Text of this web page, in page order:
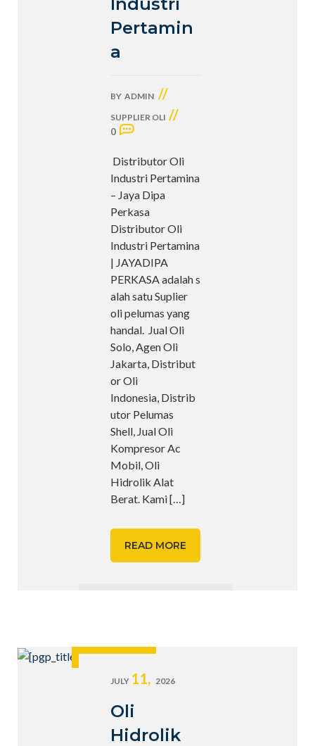
Pertamin
a
BY ADMIN //
SUPPLIER OLI //
0
Distributor Oli
Industri Pertamina
– Jaya Dipa
Perkasa
Distributor Oli
Industri Pertamina
| JAYADIPA
PERKASA adalah s
alah satu Suplier
oli pelumas yang
handal. Jual Oli
Solo, Agen Oli
Jakarta, Distribut
or Oli
Indonesia, Distrib
utor Pelumas
Shell, Jual Oli
Kompresor Ac
Mobil, Oli
Hidrolik Alat
Berat. Kami[…]
READ MORE
JULY 11, 2026
Oli
Hidrolik